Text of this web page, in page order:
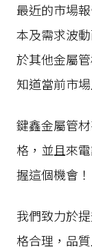
最近的市場
本及需求波
於其他金屬
知道當前市
鍵鑫金屬管
格，並且來
握這個機會！
我們致力於
格合理，品